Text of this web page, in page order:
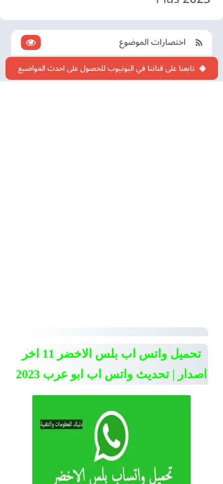
اختصارات الموضوع
تابعنا على قناتنا في اليوتيوب للحصول على احدث المواضيع
تحميل واتس اب بلس الاخضر 11 اخر
اصدار | تحديث واتس اب ابو عرب 2023